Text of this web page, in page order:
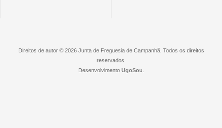
Direitos de autor © 2026 Junta de Freguesia de Campanhã. Todos os direitos
reservados.
Desenvolvimento UgoSou